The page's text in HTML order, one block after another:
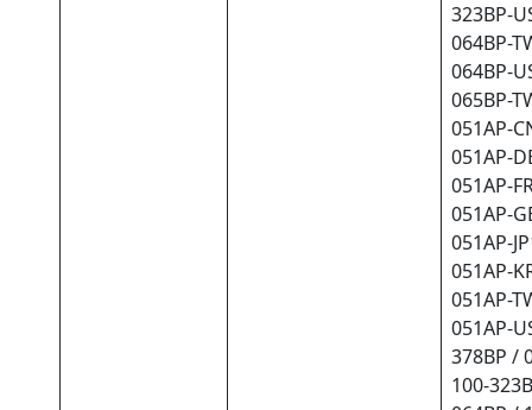
323BP-
064BP-
064BP-
065BP-
051AP-
051AP-
051AP-
051AP-
051AP-
051AP-
051AP-
051AP-
378BP /
100-